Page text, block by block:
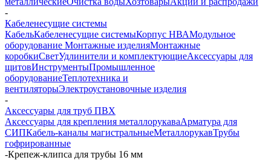
-
Кабеленесущие системы
КабельКабеленесущие системыКорпус НВАМодульное
оборудование Монтажные изделияМонтажные
коробкиСветУдлинители и комплектующиеАксессуары для
щитовИнструментыПромышленное
оборудованиеТеплотехника и
вентиляторыЭлектроустановочные изделия
-
Аксессуары для труб ПВХ
Аксессуары для крепления металлорукаваАрматура для
СИПКабель-каналы магистральныеМеталлорукавТрубы
гофрированные
-Крепеж-клипса для трубы 16 мм